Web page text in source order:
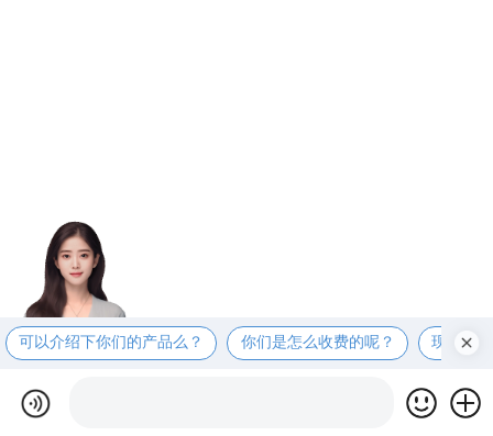
可以介绍下你们的产品么？ 你们是怎么收费的呢？ 现在有